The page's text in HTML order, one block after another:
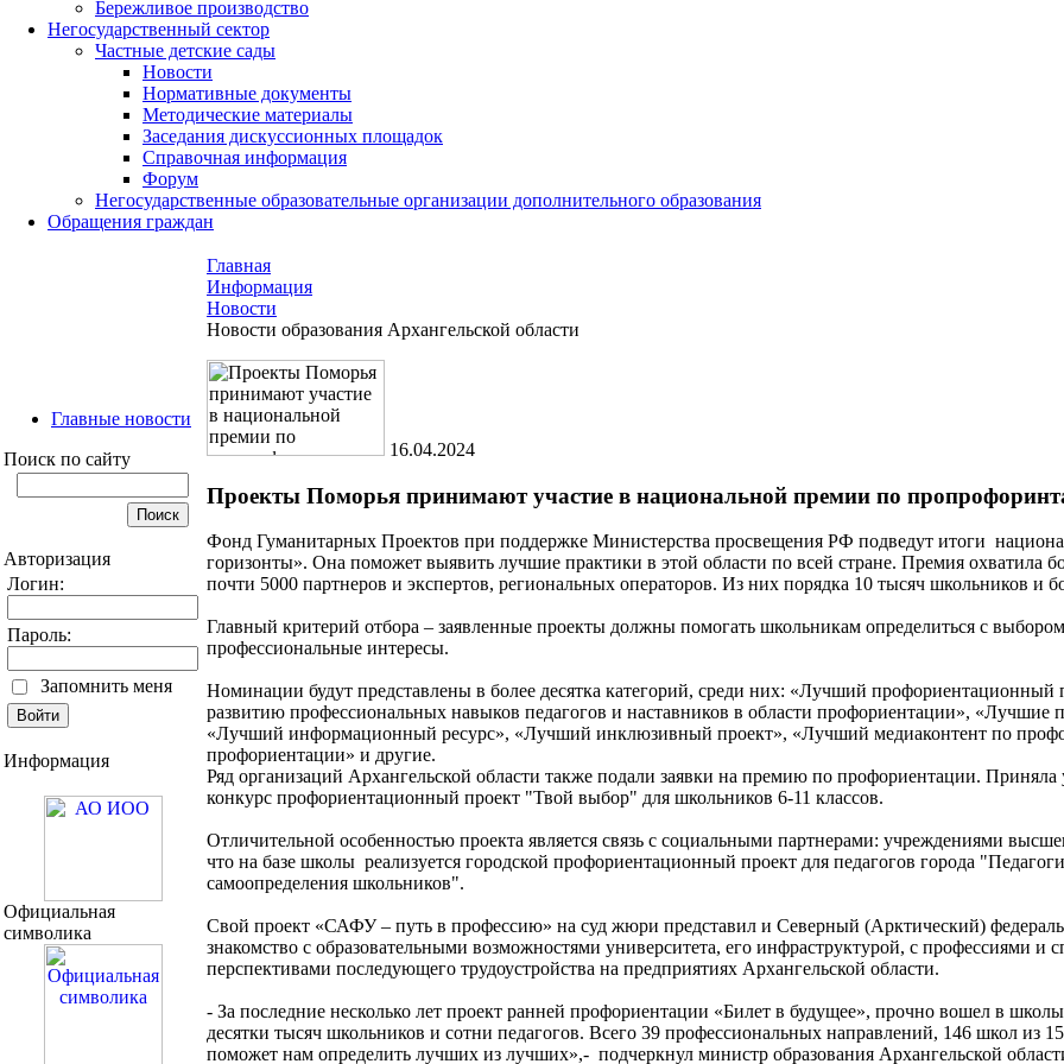
Бережливое производство
Негосударственный сектор
Частные детские сады
Новости
Нормативные документы
Методические материалы
Заседания дискуссионных площадок
Справочная информация
Форум
Негосударственные образовательные организации дополнительного образования
Обращения граждан
Главные новости
Поиск по сайту
Авторизация
Логин:
Пароль:
Запомнить меня
Информация
Официальная
символика
Главная
Информация
Новости
Новости образования Архангельской области
16.04.2024
Проекты Поморья принимают участие в национальной премии по
Фонд Гуманитарных Проектов при поддержке Министерства просвещения РФ подведут итоги
горизонты». Она поможет выявить лучшие практики в этой области по всей стране. Премия охватила
почти 5000 партнеров и экспертов, региональных операторов. Из них порядка 10 тысяч школьников и
Главный критерий отбора – заявленные проекты должны помогать школьникам определиться с
профессиональные интересы.
Номинации будут представлены в более десятка категорий, среди них: «Лучший
развитию профессиональных навыков педагогов и наставников в области профориентации», «Лучшие
«Лучший информационный ресурс», «Лучший инклюзивный проект», «Лучший медиаконтент по
профориентации» и другие.
Ряд организаций Архангельской области также подали заявки на премию по профориентации.
конкурс профориентационный проект "Твой выбор" для школьников 6-11 классов.
Отличительной особенностью проекта является связь с социальными партнерами: учреждениями
что на базе школы реализуется городской профориентационный проект для педагогов города
самоопределения школьников".
Свой проект «САФУ – путь в профессию» на суд жюри представил и Северный (Арктический)
знакомство с образовательными возможностями университета, его инфраструктурой, с профессиями
перспективами последующего трудоустройства на предприятиях Архангельской области.
- За последние несколько лет проект ранней профориентации «Билет в будущее», прочно вошел в
десятки тысяч школьников и сотни педагогов. Всего 39 профессиональных направлений, 146 школ
поможет нам определить лучших из лучших»,- подчеркнул министр образования Архангельской